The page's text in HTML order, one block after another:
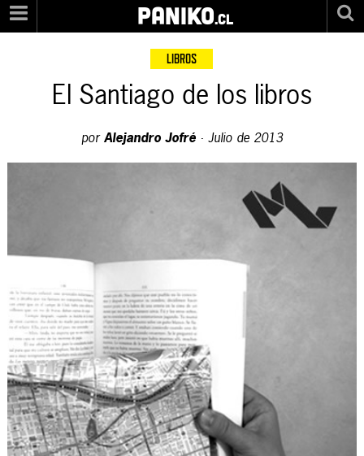
PANIKO.cl
LIBROS
El Santiago de los libros
porAlejandro Jofré· Julio de 2013